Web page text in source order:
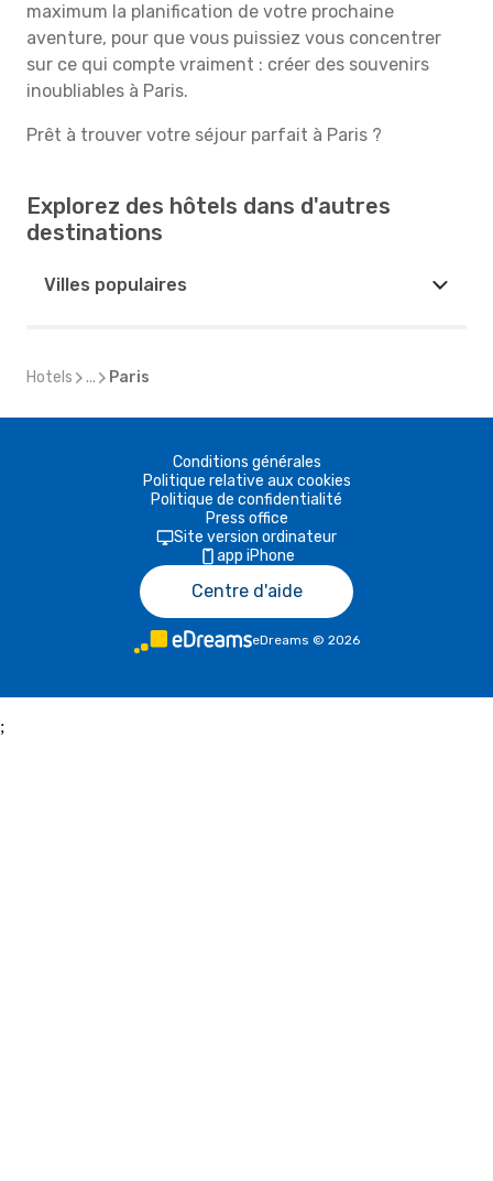
maximum la planification de votre prochaine
aventure, pour que vous puissiez vous concentrer
sur ce qui compte vraiment : créer des souvenirs
inoubliables à Paris.
Prêt à trouver votre séjour parfait à Paris ?
Explorez des hôtels dans d'autres
destinations
Villes populaires
Hotels ... Paris
Conditions générales
Politique relative aux cookies
Politique de confidentialité
Press office
Site version ordinateur
app iPhone
Centre d'aide
eDreams © 2026
;